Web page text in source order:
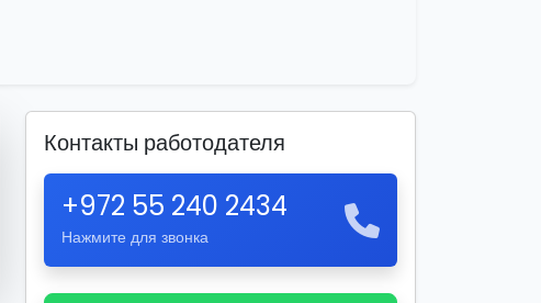
Контакты работодателя
+972 55 240 2434
Нажмите для звонка